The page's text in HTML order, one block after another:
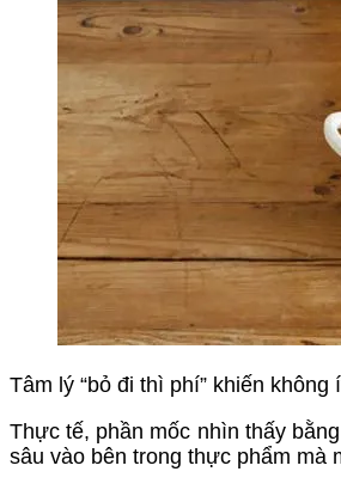
Tâm lý “bỏ đi thì phí” khiến
Thực tế, phần mốc nhìn thấy
sâu vào bên trong thực phẩm mà